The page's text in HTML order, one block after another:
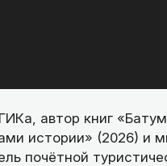
автор книг
истории» (2026) и
почётной